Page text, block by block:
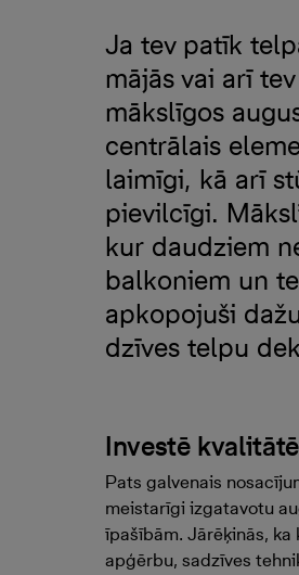
Ja tev patīk
mājās vai arī
mākslīgos
centrālais
laimīgi, kā arī
pievilcīgi.
kur daudziem
balkoniem un
apkopojuši
dzīves telpu
Investē kvalitātē
Pats galvenais
meistarīgi izgatavotu
īpašībām. Jārēķinās,
apģērbu, sadzīves